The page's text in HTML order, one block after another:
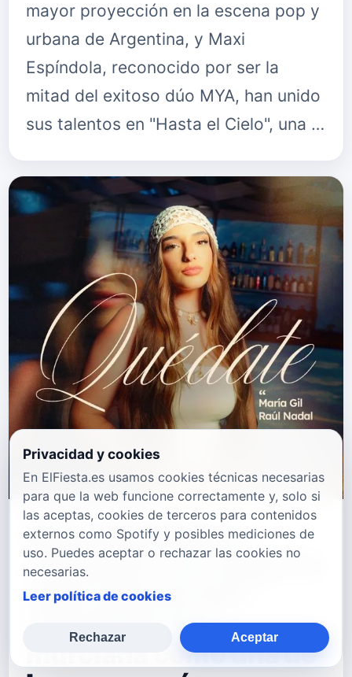
mayor proyección en la escena pop y
urbana de Argentina, y Maxi
Espíndola, reconocido por ser la
mitad del exitoso dúo MYA, han unido
sus talentos en "Hasta el Cielo", una …
María Gil estrena
"Quédate": un ruego de
amor sincero que
consolida a la
murciana como una de
Privacidad y cookies
En ElFiesta.es usamos cookies técnicas necesarias
para que la web funcione correctamente y, solo si
las aceptas, cookies de terceros para contenidos
externos como Spotify y posibles mediciones de
uso. Puedes aceptar o rechazar las cookies no
necesarias.
Leer política de cookies
Rechazar Aceptar